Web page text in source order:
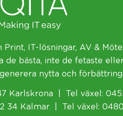
Print, IT-lösningar, AV &
bästa, inte de fetaste
nytta och förbättring.
Karlskrona | Tel växel:
34 Kalmar | Tel växel: